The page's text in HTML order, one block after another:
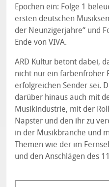
Epochen ein: Folge 1
ersten deutschen
der Neunzigerjahre“ und
Ende von VIVA.
ARD Kultur betont dabei,
nicht nur ein farbenfroher
erfolgreichen Sender sei.
darüber hinaus auch mit
Musikindustrie, mit der
Napster und den ihr zu
in der Musikbranche und
Themen wie der im
und den Anschlägen des